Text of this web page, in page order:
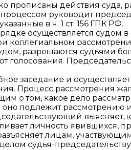
прописаны действия суда,
руководит
в ч. 1 ст. 156 ГПК РФ.
осуществляется судом в
коллегиальном
разрешаются судьями
голосования.
заседание и
Процесс рассмотрения
о том, какое дело
подлежит рассмотрению
выясняет,
личность явившихся,
лицам,
судья-